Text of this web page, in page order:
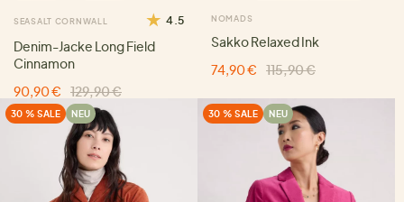
SEASALT CORNWALL 4.5
Denim-Jacke Long Field
Cinnamon
90,90 €
129,90 €
NOMADS
Sakko Relaxed Ink
74,90 €
115,90 €
30 % SALE NEU 30 % SALE NEU